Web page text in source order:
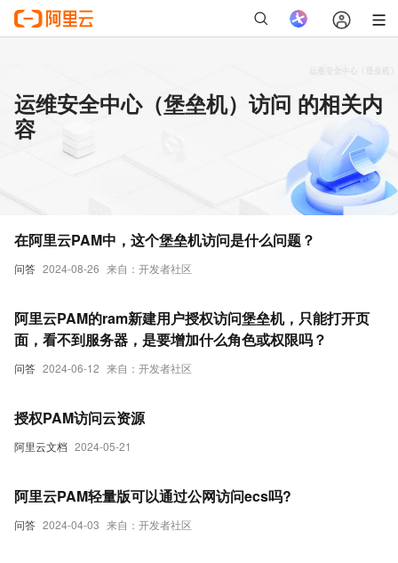
运维安全中心（堡垒机）访问 的相关内
容
问答 2024-08-26 来自：开发者社区
在阿里云PAM中，这个堡垒机访问是什么问题？
问答 2024-06-12 来自：开发者社区
阿里云PAM的ram新建用户授权访问堡垒机，只能打开页
面，看不到服务器，是要增加什么角色或权限吗？
阿里云文档 2024-05-21
授权PAM访问云资源
问答 2024-04-03 来自：开发者社区
阿里云PAM轻量版可以通过公网访问ecs吗?